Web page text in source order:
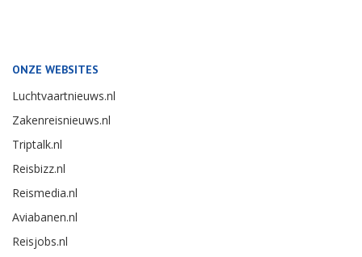
ONZE WEBSITES
Luchtvaartnieuws.nl
Zakenreisnieuws.nl
Triptalk.nl
Reisbizz.nl
Reismedia.nl
Aviabanen.nl
Reisjobs.nl